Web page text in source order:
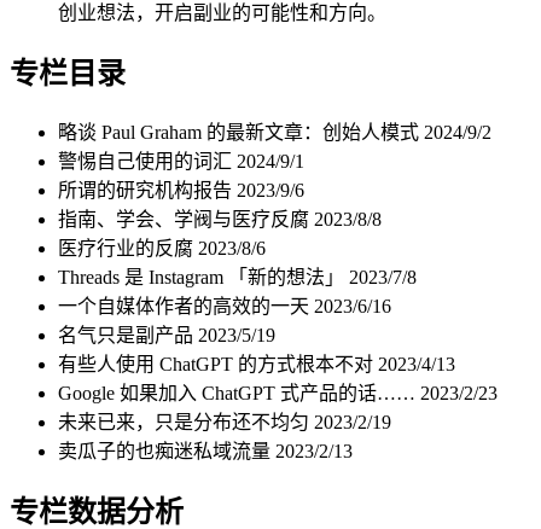
创业想法，开启副业的可能性和方向。
专栏目录
略谈 Paul Graham 的最新文章：创始人模式 2024/9/2
警惕自己使用的词汇 2024/9/1
所谓的研究机构报告 2023/9/6
指南、学会、学阀与医疗反腐 2023/8/8
医疗行业的反腐 2023/8/6
Threads 是 Instagram 「新的想法」 2023/7/8
一个自媒体作者的高效的一天 2023/6/16
名气只是副产品 2023/5/19
有些人使用 ChatGPT 的方式根本不对 2023/4/13
Google 如果加入 ChatGPT 式产品的话…… 2023/2/23
未来已来，只是分布还不均匀 2023/2/19
卖瓜子的也痴迷私域流量 2023/2/13
专栏数据分析